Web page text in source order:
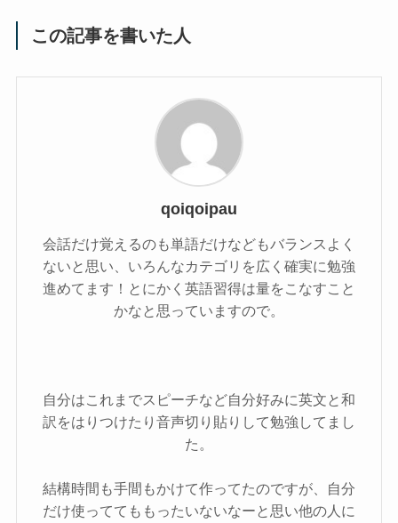
この記事を書いた人
qoiqoipau
会話だけ覚えるのも単語だけなどもバランスよく
ないと思い、いろんなカテゴリを広く確実に勉強
進めてます！とにかく英語習得は量をこなすこと
かなと思っていますので。
自分はこれまでスピーチなど自分好みに英文と和
訳をはりつけたり音声切り貼りして勉強してまし
た。
結構時間も手間もかけて作ってたのですが、自分
だけ使っててももったいないなーと思い他の人に